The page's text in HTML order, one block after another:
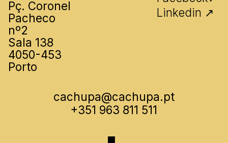
Pç. Coronel
Pacheco
nº2
Sala 138
4050-453
Porto
Linkedin ↗
cachupa@cachupa.pt
+351 963 811 511